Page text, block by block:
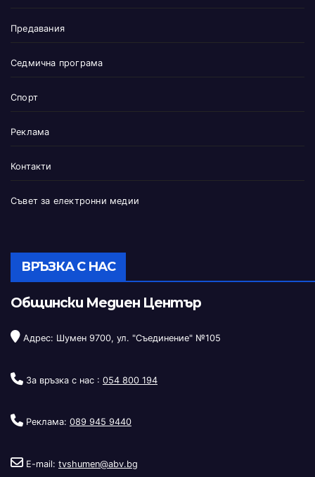
Предавания
Седмична програма
Спорт
Реклама
Контакти
Съвет за електронни медии
ВРЪЗКА С НАС
Общински Медиен Център
Адрес: Шумен 9700, ул. "Съединение" №105
За връзка с нас : 054 800 194
Реклама: 089 945 9440
E-mail: tvshumen@abv.bg